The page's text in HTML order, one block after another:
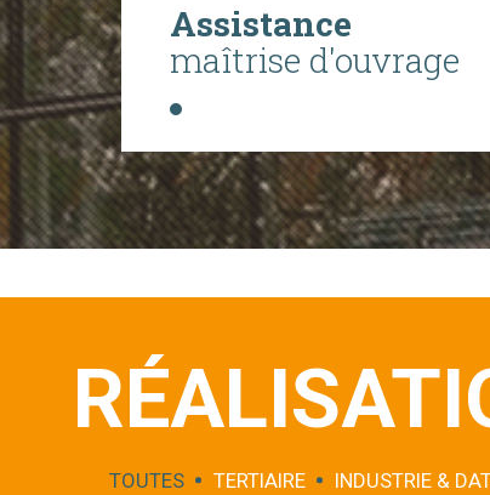
Assistance
maîtrise d'ouvrage
TOUTES TERTIAIRE
INDUSTRIE &